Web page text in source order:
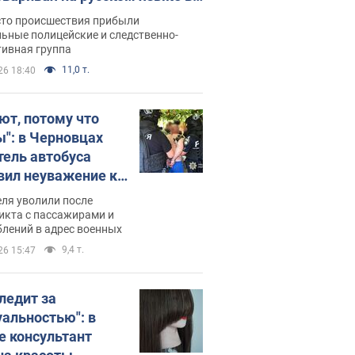
полиция составила
протокол.
происшествия прибыли
полицейские и следственно-
группа
18:40 11,0 т.
потому что
в Черновцах
автобуса
неуважение к
военным и
за это.
уволили после
с пассажирами и
в адрес военных
15:47 9,4 т.
за
в
консультант